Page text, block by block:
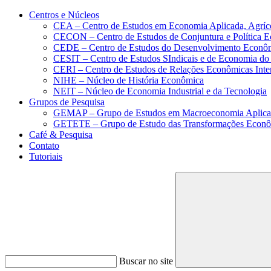
Conteúdo principal Menu principal
Centros e Núcleos
CEA – Centro de Estudos em Economia Aplicada,
CECON – Centro de Estudos de Conjuntura e Política
CEDE – Centro de Estudos do Desenvolvimento
CESIT – Centro de Estudos SIndicais e de Economia
CERI – Centro de Estudos de Relações Econômicas
NIHE – Núcleo de História Econômica
NEIT – Núcleo de Economia Industrial e da Tecnologia
Grupos de Pesquisa
GEMAP – Grupo de Estudos em Macroeconomia
GETETE – Grupo de Estudo das Transformações
Café & Pesquisa
Contato
Tutoriais
Buscar no site